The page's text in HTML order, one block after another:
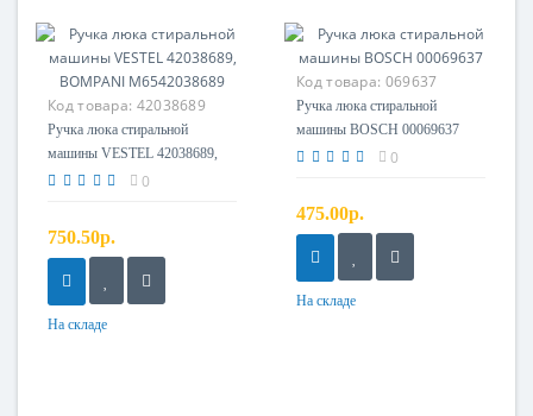
Код товара: 42038689
Ручка люка стиральной
машины VESTEL 42038689,
BOMPANI M6542038689
0
750.50р.
На складе
Код товара: 069637
Ручка люка стиральной
машины BOSCH 00069637
0
475.00р.
На складе